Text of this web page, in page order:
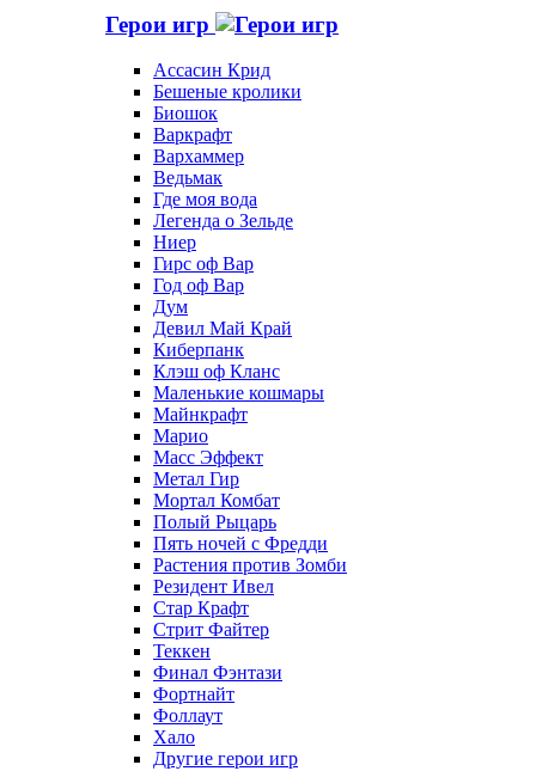
Герои игр
Ассасин Крид
Бешеные кролики
Биошок
Варкрафт
Вархаммер
Ведьмак
Где моя вода
Легенда о Зельде
Ниер
Гирс оф Вар
Год оф Вар
Дум
Девил Май Край
Киберпанк
Клэш оф Кланс
Маленькие кошмары
Майнкрафт
Марио
Масс Эффект
Метал Гир
Мортал Комбат
Полый Рыцарь
Пять ночей с Фредди
Растения против Зомби
Резидент Ивел
Стар Крафт
Стрит Файтер
Теккен
Финал Фэнтази
Фортнайт
Фоллаут
Хало
Другие герои игр